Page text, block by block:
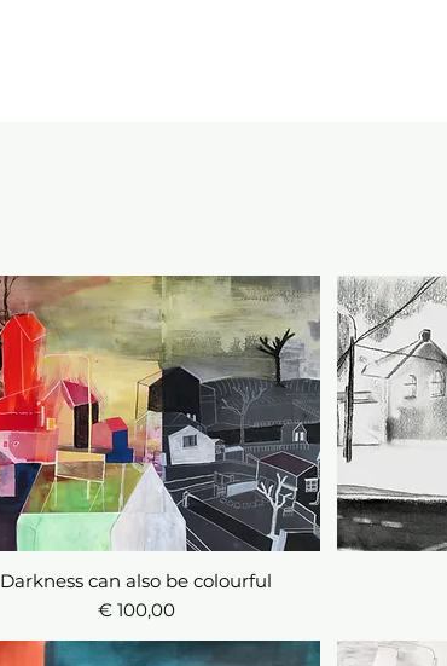
Snel overzicht
Darkness can also be colourful
Prijs
€ 100,00